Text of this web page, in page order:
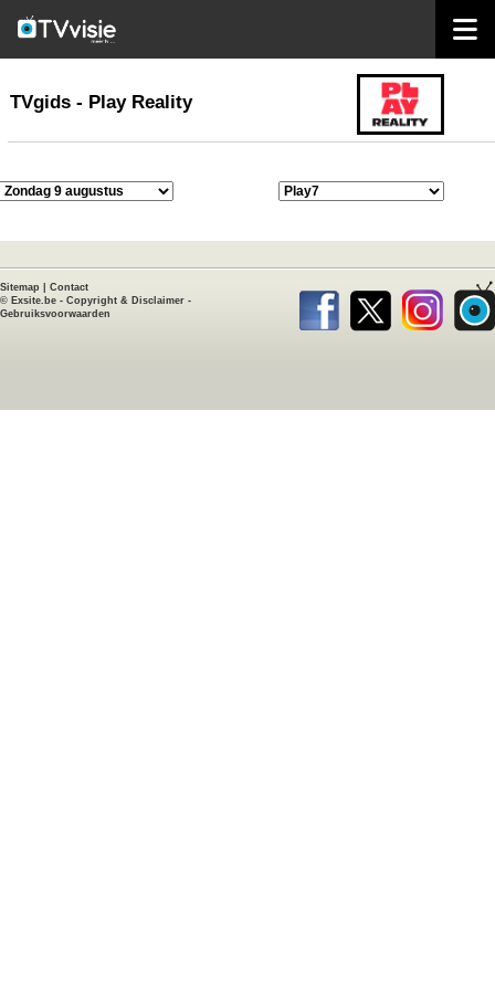
TVgids
TVgids - Play Reality
Sitemap
Contact
© Exsite.be - Copyright & Disclaimer -
Gebruiksvoorwaarden